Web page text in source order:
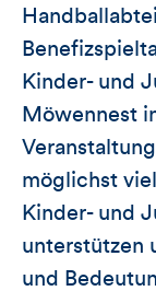
Kinder- und
Möwennest
möglichst
Kinder- und
unterstützen
und